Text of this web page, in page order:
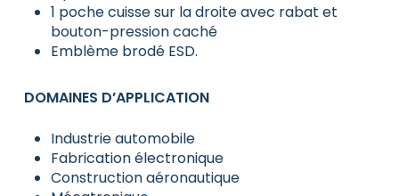
1 poche cuisse sur la droite avec rabat et
bouton-pression caché
Emblème brodé ESD.
DOMAINES D’APPLICATION
Industrie automobile
Fabrication électronique
Construction aéronautique